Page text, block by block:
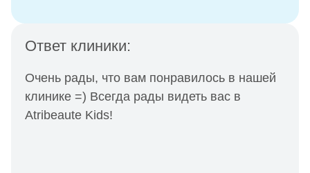
Ответ клиники:
Очень рады, что вам понравилось в нашей
клинике =) Всегда рады видеть вас в
Atribeaute Kids!